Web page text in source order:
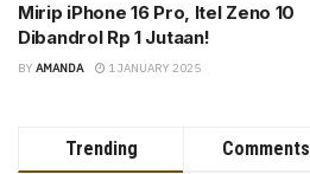
Mirip iPhone 16 Pro, Itel Zeno 10
Dibandrol Rp 1 Jutaan!
BY AMANDA 1 JANUARY 2025
Trending Comments